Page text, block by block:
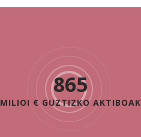
865
MILIOI € GUZTIZKO AKTIBOAK